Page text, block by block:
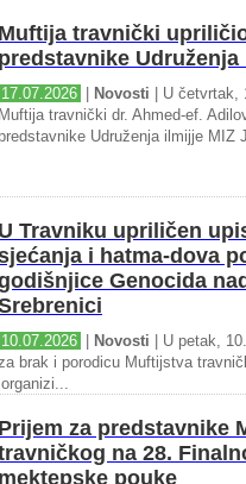
Muftija travnički
predstavnike
17.07.2026 Novosti | U četvrtak,
Muftija travnički dr. Ahmed-ef.
predstavnike Udruženja ilmijje MIZ
U Travniku upriličen
i hatma-dova
Genocida
10.07.2026 Novosti | U petak,
brak i porodicu Muftijstva
Prijem za predstavnike
na 28.
mektepske pouke